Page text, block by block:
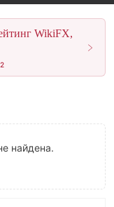
WikiFX,
2
найдена.